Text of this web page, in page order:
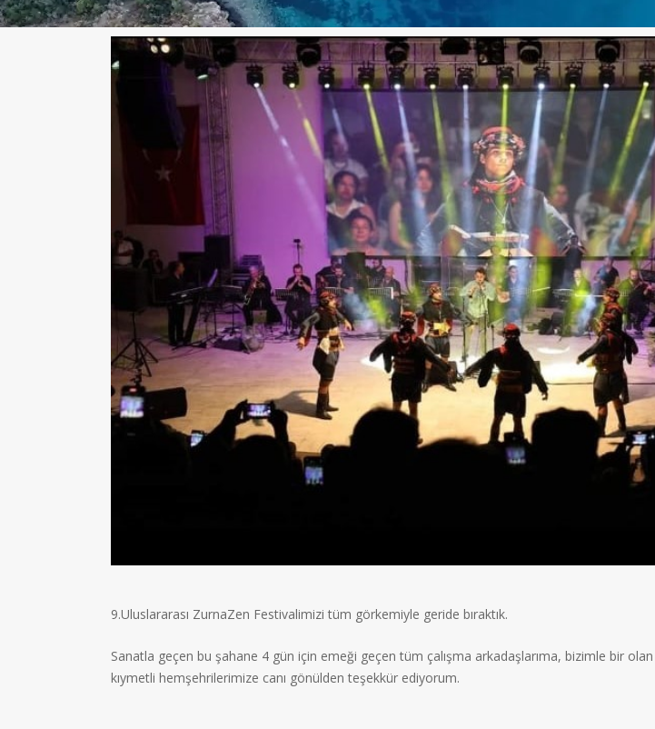
9.Uluslararası ZurnaZen Festivalimizi tüm görkemiyle geride bıraktık.
Sanatla geçen bu şahane 4 gün için emeği geçen tüm çalışma arkadaşlarıma, bizimle bir olan
kıymetli hemşehrilerimize canı gönülden teşekkür ediyorum.